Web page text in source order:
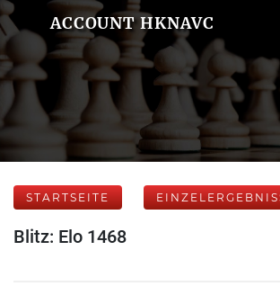
ACCOUNT HKNAVC
STARTSEITE
Blitz: Elo 1468